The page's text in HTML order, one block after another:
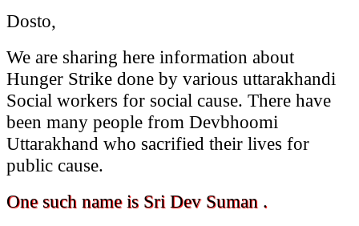
Dosto,
We are sharing here information about
Hunger Strike done by various uttarakhandi
Social workers for social cause. There have
been many people from Devbhoomi
Uttarakhand who sacrified their lives for
public cause.
One such name is Sri Dev Suman .